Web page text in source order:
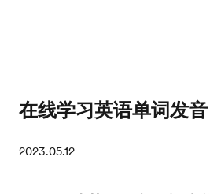
在线学习英语单词发音
2023.05.12